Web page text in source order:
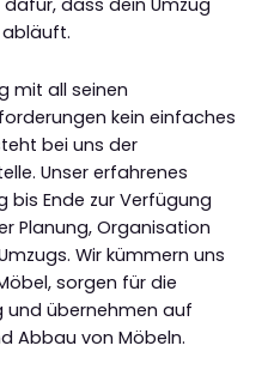
mit all seinen
kein einfaches
bei uns der
Unser erfahrenes
Ende zur Verfügung
Planung, Organisation
Wir kümmern uns
sorgen für die
übernehmen auf
Abbau von Möbeln.